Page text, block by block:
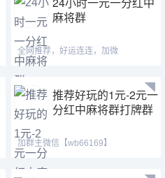
麻将群
全网推荐，好运连连，加微
【xh29008或xh19008】【tj19008
推荐好玩的1元-2元一
分红中麻将群打牌群
加群主微信【wb66169】
【wb66511】 一局一清，真人实战，